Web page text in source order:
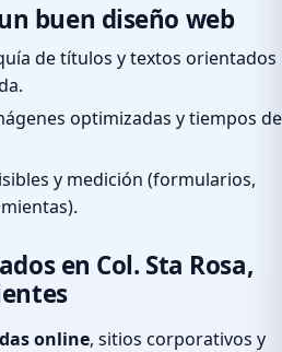
buen diseño web
de títulos y textos orientados
optimizadas y tiempos de
y medición (formularios,
en Col. Sta Rosa,
online, sitios corporativos y